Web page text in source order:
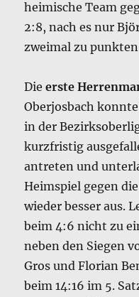
heimische Team
2:8, nach es nur
zweimal zu
Dieerste
Oberjosbach
in der
kurzfristig
antreten und
Heimspiel gegen
wieder besser aus.
beim 4:6 nicht zu
neben den Siegen
Gros und Florian
beim 14:16 im 5.